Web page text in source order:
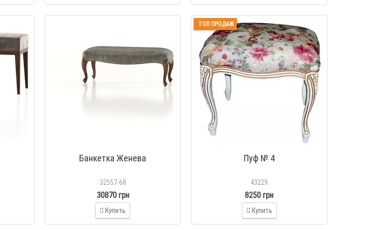
Банкетка Женева
32557-68
30870 грн
Купить
ТОП ПРОДАЖ
Пуф № 4
43229
8250 грн
Купить